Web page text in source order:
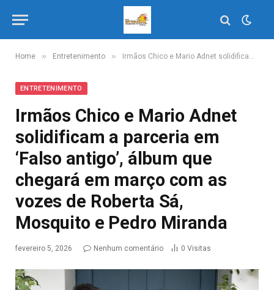
Home » Entretenimento » Irmãos Chico e Mario Adnet solidificam a parceria em ‘Falso antigo’, álbum que chegará em março com as vozes de Roberta Sá, Mosquito e Pedro Miranda
ENTRETENIMENTO
Irmãos Chico e Mario Adnet
solidificam a parceria em
‘Falso antigo’, álbum que
chegará em março com as
vozes de Roberta Sá,
Mosquito e Pedro Miranda
fevereiro 5, 2026 Nenhum comentário 0 Visitas